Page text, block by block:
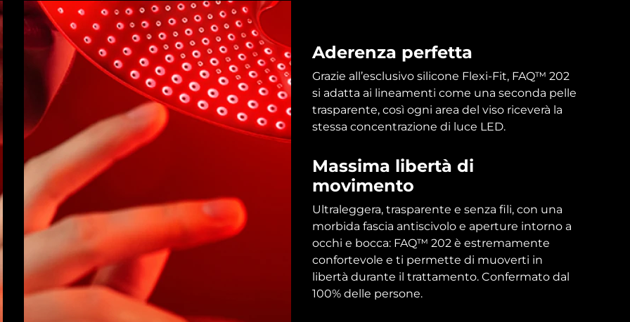
Aderenza perfetta
Grazie all’esclusivo silicone Flexi-Fit, FAQ™ 202
si adatta ai lineamenti come una seconda pelle
trasparente, così ogni area del viso riceverà la
stessa concentrazione di luce LED.
Massima libertà di
movimento
Ultraleggera, trasparente e senza fili, con una
morbida fascia antiscivolo e aperture intorno a
occhi e bocca: FAQ™ 202 è estremamente
confortevole e ti permette di muoverti in
libertà durante il trattamento. Confermato dal
100% delle persone.